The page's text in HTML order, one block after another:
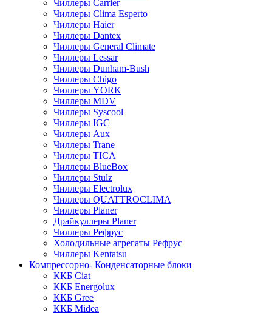
Чиллеры Carrier
Чиллеры Clima Esperto
Чиллеры Haier
Чиллеры Dantex
Чиллеры General Climate
Чиллеры Lessar
Чиллеры Dunham-Bush
Чиллеры Chigo
Чиллеры YORK
Чиллеры MDV
Чиллеры Syscool
Чиллеры IGC
Чиллеры Aux
Чиллеры Trane
Чиллеры TICA
Чиллеры BlueBox
Чиллеры Stulz
Чиллеры Electrolux
Чиллеры QUATTROCLIMA
Чиллеры Planer
Драйкуллеры Planer
Чиллеры Рефрус
Холодильные агрегаты Рефрус
Чиллеры Kentatsu
Компрессорно- Конденсаторные блоки
ККБ Ciat
ККБ Energolux
ККБ Gree
ККБ Midea